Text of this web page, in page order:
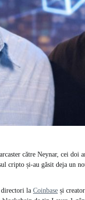
către Neynar, cei doi
cripto și-au găsit deja un
directori la Coinbase și